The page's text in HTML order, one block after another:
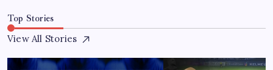
Top Stories
View All Stories